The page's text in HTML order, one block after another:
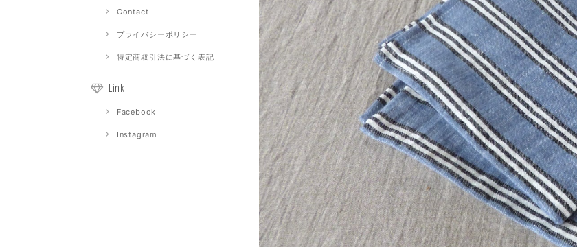
Contact
プライバシーポリシー
特定商取引法に基づく表記
Link
Facebook
Instagram